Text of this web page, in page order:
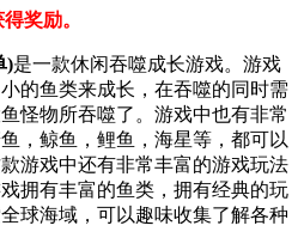
奖励。
)是一款休闲吞噬成长游戏。游戏
的鱼类来成长，在吞噬的同时需
怪物所吞噬了。游戏中也有非常
，鲸鱼，鲤鱼，海星等，都可以
游戏中还有非常丰富的游戏玩法
拥有丰富的鱼类，拥有经典的玩
球海域，可以趣味收集了解各种